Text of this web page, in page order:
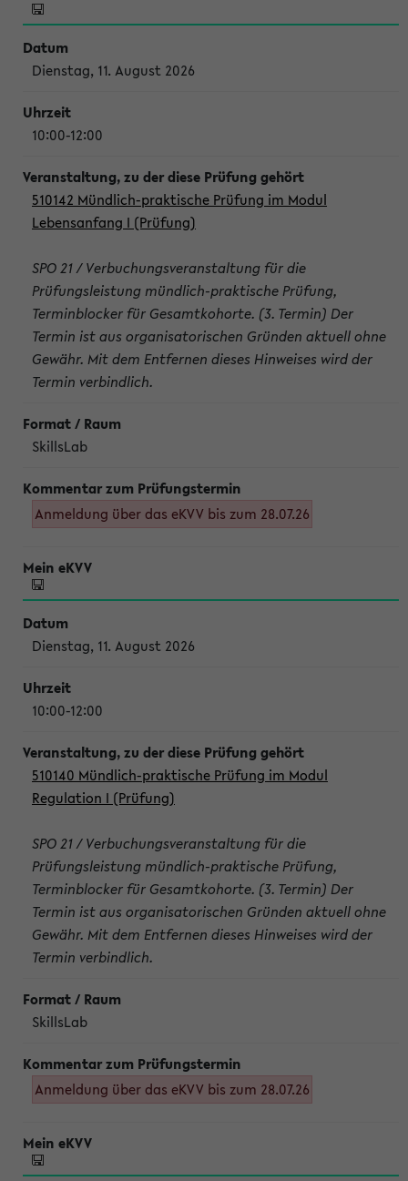
Dienstag, 11. August 2026
10:00-12:00
510142 Mündlich-praktische Prüfung im Modul
Lebensanfang I (Prüfung)
SPO 21 / Verbuchungsveranstaltung für die
Prüfungsleistung mündlich-praktische Prüfung,
Terminblocker für Gesamtkohorte. (3. Termin) Der
Termin ist aus organisatorischen Gründen aktuell ohne
Gewähr. Mit dem Entfernen dieses Hinweises wird der
Termin verbindlich.
SkillsLab
Anmeldung über das eKVV bis zum 28.07.26
Dienstag, 11. August 2026
10:00-12:00
510140 Mündlich-praktische Prüfung im Modul
Regulation I (Prüfung)
SPO 21 / Verbuchungsveranstaltung für die
Prüfungsleistung mündlich-praktische Prüfung,
Terminblocker für Gesamtkohorte. (3. Termin) Der
Termin ist aus organisatorischen Gründen aktuell ohne
Gewähr. Mit dem Entfernen dieses Hinweises wird der
Termin verbindlich.
SkillsLab
Anmeldung über das eKVV bis zum 28.07.26